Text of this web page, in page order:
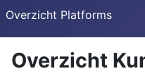
Overzicht Platforms
Overzicht